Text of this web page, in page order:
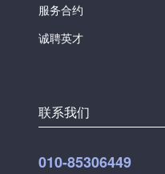
服务合约
诚聘英才
联系我们
010-85306449